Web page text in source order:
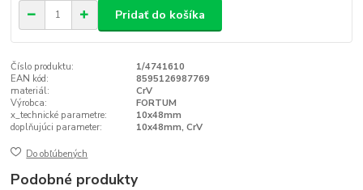
Pridať do košíka
Číslo produktu:
1/4741610
EAN kód:
8595126987769
materiál:
CrV
Výrobca:
FORTUM
x_technické parametre:
10x48mm
doplňujúci parameter:
10x48mm, CrV
Do obľúbených
Podobné produkty